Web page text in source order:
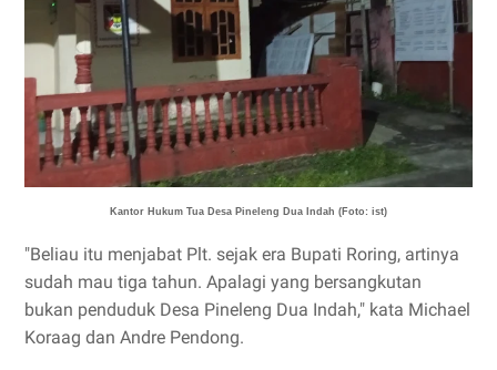
Kantor Hukum Tua Desa Pineleng Dua Indah (Foto: ist)
"Beliau itu menjabat Plt. sejak era Bupati Roring, artinya
sudah mau tiga tahun. Apalagi yang bersangkutan
bukan penduduk Desa Pineleng Dua Indah," kata Michael
Koraag dan Andre Pendong.